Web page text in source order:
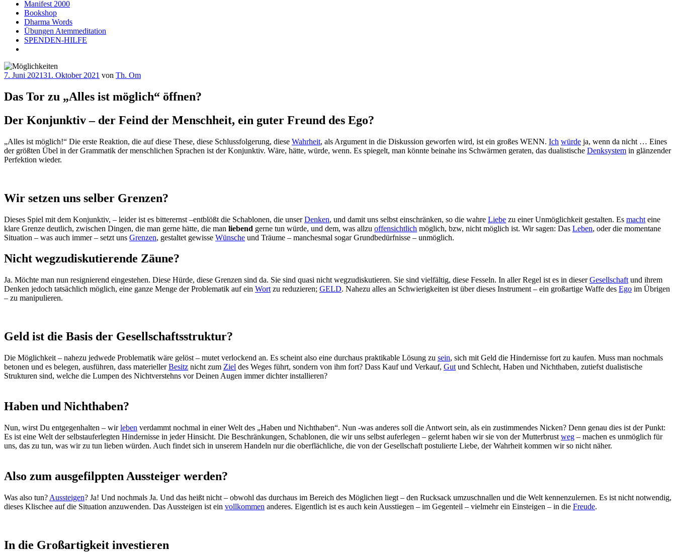
Manifest 2000
Bookshop
Dharma Words
Übungen Atemmeditation
SPENDEN-HILFE
Veröffentlicht
7. Juni 202131. Oktober 2021 von Th. Om
Das Tor zu „Alles ist möglich“ öffnen?
Der Konjunktiv – der Feind der Menschheit, ein guter Freund des Ego?
„Alles ist möglich!“ Die erste Reaktion, die auf diese These, diese Schlussfolgerung, diese Wahrheit, als Argument in die Diskussion geworfen wird, ist ein großes WENN. Ich würde ja, wenn da nicht … Eines
der größten Übel in der Grammatik der menschlichen Sprachen ist der Konjunktiv. Wäre, hätte, würde, wenn. Es spiegelt, man könnte beinahe ins Schwärmen geraten, das dualistische Denksystem in glänzender
Perfektion wieder.
Wir setzen uns selber Grenzen?
Dieses Spiel mit dem Konjunktiv, – leider ist es bitterernst –entblößt die Schablonen, die unserDenken, und damit uns selbst einschränken, so die wahre Liebe zu einer Unmöglichkeit gestalten. Es macht eine
klare Grenze deutlich, zwischen Dingen, die man gerne hätte, die man liebend gerne tun würde, und dem, was allzu offensichtlich möglich, bzw, nicht möglich ist. Wir sagen: Das Leben, oder die momentane
Situation – was auch immer – setzt uns Grenzen, gestaltet gewisse Wünsche und Träume – manchesmal sogar Grundbedürfnisse – unmöglich.
Nicht wegzudiskutierende Zäune?
Ja. Möchte man nun resignierend eingestehen. Diese Hürde, diese Grenzen sind da. Sie sind quasi nicht wegzudiskutieren. Sie sind vielfältig, diese Fesseln. In aller Regel ist es in dieserGesellschaft und ihrem
Denken jedoch tatsächlich möglich, eine ganze Menge der Problematik auf ein Wort zu reduzieren; GELD. Nahezu alles an Schwierigkeiten ist über dieses Instrument – ein großartige Waffe des Ego im Übrigen
– zu manipulieren.
Geld ist die Basis der Gesellschaftsstruktur?
Die Möglichkeit – nahezu jedwede Problematik wäre gelöst – mutet verlockend an. Es scheint also eine durchaus praktikable Lösung zu sein, sich mit Geld die Hindernisse fort zu kaufen. Muss man nochmals
betonen und es belegen, ausführen, dass materiellerBesitz nicht zum Ziel des Weges führt, sondern von ihm fort? Dass Kauf und Verkauf, Gut und Schlecht, Haben und Nichthaben, zutiefst dualistische
Strukturen sind, welche die Lumpen des Nichtverstehns vor Deinen Augen immer dichter installieren?
Haben und Nichthaben?
Nun, wirst Du entgegenhalten – wirleben verdammt nochmal in einer Welt des „Haben und Nichthaben“. Nun -was anderes soll die Antwort sein, als ein zustimmendes Nicken? Denn genau dies ist der Punkt:
Es ist eine Welt der selbstauferlegten Hindernisse in jeder Hinsicht. Die Beschränkungen, Schablonen, die wir uns selbst auferlegen – gelernt haben wir sie von der Mutterbrust weg – machen es unmöglich für
uns, das zu tun, was wir zu tun lieben würden. Auch findet sich in unserem Handeln nur die oberflächliche, die von der Gesellschaft postulierte Liebe, der Wahrheit kommen wir so nicht näher.
Also zum ausgefilppten Aussteiger werden?
Was also tun? Aussteigen? Ja! Und nochmals Ja. Und das heißt nicht – obwohl das durchaus im Bereich des Möglichen liegt – den Rucksack umzuschnallen und die Welt kennenzulernen. Es ist nicht notwendig,
dieses Klischee auf die Situation anzuwenden. Das Aussteigen ist ein vollkommen anderes. Eigentlich ist es auch kein Ausstiegen – im Gegenteil – vielmehr ein Einsteigen – in die Freude.
In die Großartigkeit investieren